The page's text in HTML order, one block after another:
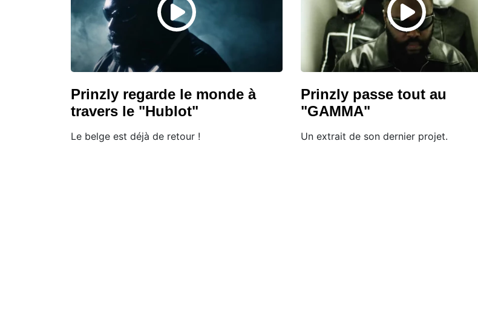
Prinzly regarde le monde à
travers le "Hublot"
Le belge est déjà de retour !
Prinzly passe tout au
"GAMMA"
Un extrait de son dernier projet.